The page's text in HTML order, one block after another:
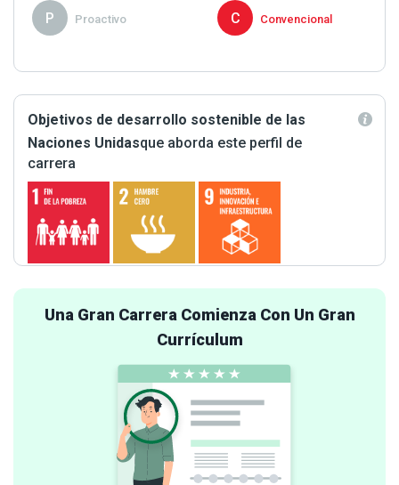
P Proactivo C Convencional
Objetivos de desarrollo sostenible de las
Naciones Unidasque aborda este perfil de
carrera
Una Gran Carrera Comienza Con Un Gran
Currículum